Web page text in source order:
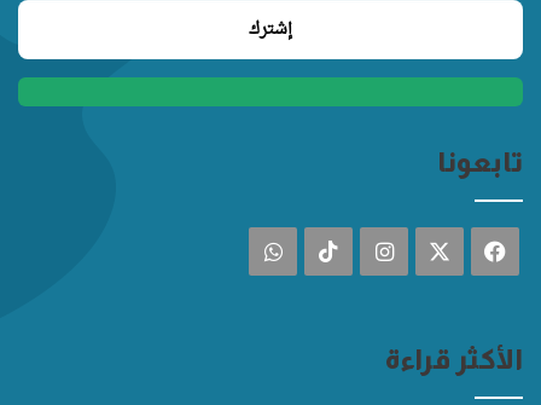
تابعونا
فيسبوك انستقرام ‫TikTokواتساب
الأكثر قراءة